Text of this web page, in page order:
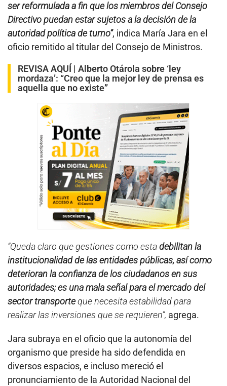
ser reformulada a fin que los miembros del Consejo
Directivo puedan estar sujetos a la decisión de la
autoridad política de turno”, indica María Jara en el
oficio remitido al titular del Consejo de Ministros.
REVISA AQUÍ | Alberto Otárola sobre ‘ley
mordaza’: “Creo que la mejor ley de prensa es
aquella que no existe”
“Queda claro que gestiones como estadebilitan la
institucionalidad de las entidades públicas, así como
deterioran la confianza de los ciudadanos en sus
autoridades; es una mala señal para el mercado del
sector transporteque necesita estabilidad para
realizar las inversiones que se requieren”, agrega.
Jara subraya en el oficio que la autonomía del
organismo que preside ha sido defendida en
diversos espacios, e incluso mereció el
pronunciamiento de la Autoridad Nacional del